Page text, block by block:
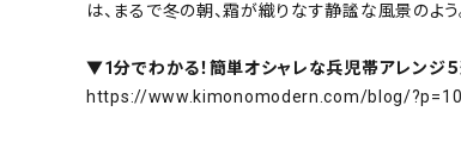
は、まるで冬の朝、霜が織りなす静謐な風景のよう
▼1分でわかる！簡単オシャレな兵児帯アレンジ
https://www.kimonomodern.com/blog/